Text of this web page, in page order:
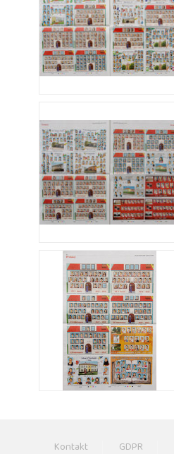
Kontakt GDPR